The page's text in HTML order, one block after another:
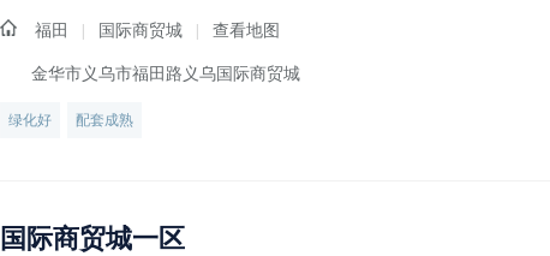
福田
| 国际商贸城 |
查看地图
金华市义乌市福田路义乌国际商贸城
绿化好 配套成熟
国际商贸城一区